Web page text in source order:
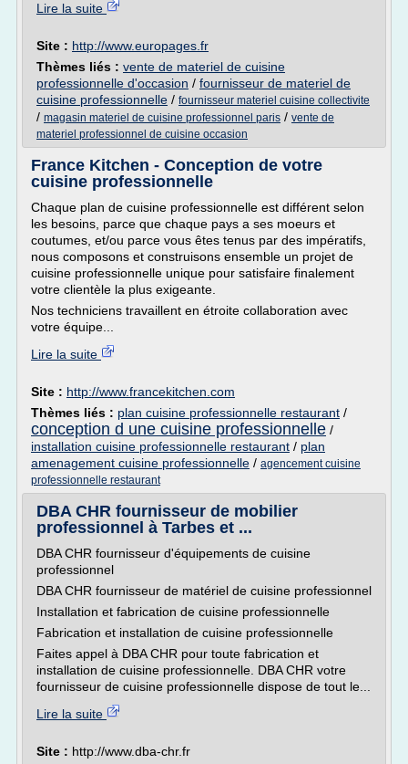
Lire la suite
Site : http://www.europages.fr
Thèmes liés : vente de materiel de cuisine
professionnelle d'occasion / fournisseur de materiel de
cuisine professionnelle / fournisseur materiel cuisine collectivite
/ magasin materiel de cuisine professionnel paris / vente de
materiel professionnel de cuisine occasion
France Kitchen - Conception de votre
cuisine professionnelle
Chaque plan de cuisine professionnelle est différent selon
les besoins, parce que chaque pays a ses moeurs et
coutumes, et/ou parce vous êtes tenus par des impératifs,
nous composons et construisons ensemble un projet de
cuisine professionnelle unique pour satisfaire finalement
votre clientèle la plus exigeante.
Nos techniciens travaillent en étroite collaboration avec
votre équipe...
Lire la suite
Site : http://www.francekitchen.com
Thèmes liés : plan cuisine professionnelle restaurant /
conception d une cuisine professionnelle /
installation cuisine professionnelle restaurant / plan
amenagement cuisine professionnelle / agencement cuisine
professionnelle restaurant
DBA CHR fournisseur de mobilier
professionnel à Tarbes et ...
DBA CHR fournisseur d'équipements de cuisine
professionnel
DBA CHR fournisseur de matériel de cuisine professionnel
Installation et fabrication de cuisine professionnelle
Fabrication et installation de cuisine professionnelle
Faites appel à DBA CHR pour toute fabrication et
installation de cuisine professionnelle. DBA CHR votre
fournisseur de cuisine professionnelle dispose de tout le...
Lire la suite
Site : http://www.dba-chr.fr